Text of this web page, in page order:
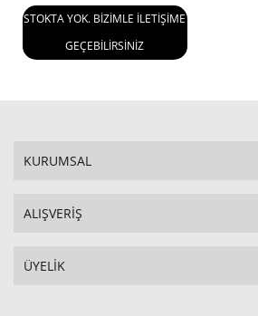
STOKTA YOK. BİZİMLE İLETİŞİME
GEÇEBİLİRSİNİZ
KURUMSAL
ALIŞVERİŞ
ÜYELİK